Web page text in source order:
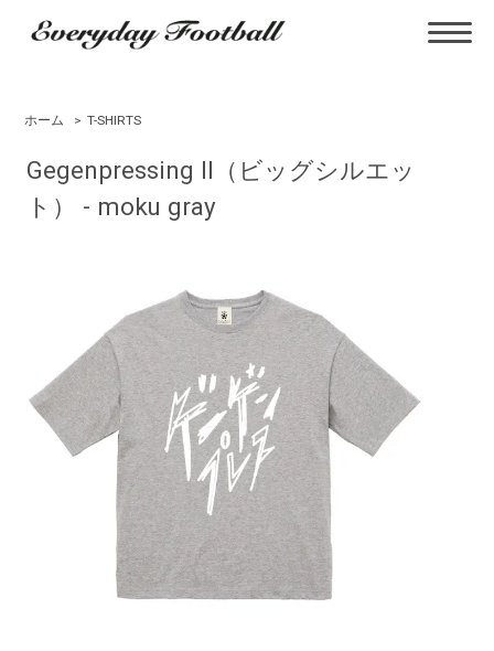
ホーム > T-SHIRTS
Gegenpressing II（ビッグシルエッ
ト） - moku gray